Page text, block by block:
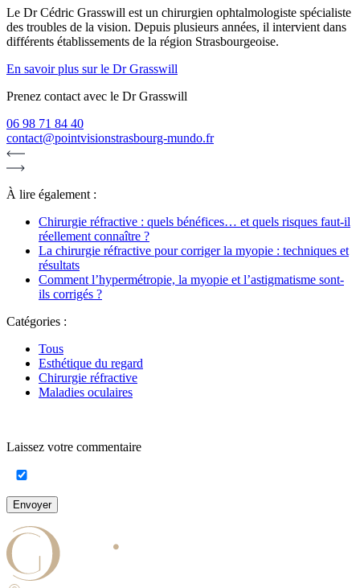
Le Dr Cédric Grasswill est un chirurgien ophtalmologiste spécialiste
des troubles de la vision. Depuis plusieurs années, il intervient dans
différents établissements de la région Strasbourgeoise.
En savoir plus sur le Dr Grasswill
Prenez contact avec le Dr Grasswill
06 98 71 84 40
contact@pointvisionstrasbourg-mundo.fr
À lire également :
Chirurgie réfractive : quels bénéfices… et quels risques faut-il
réellement connaître ?
La chirurgie réfractive pour corriger la myopie : techniques et
résultats
Comment l’hypermétropie, la myopie et l’astigmatisme sont-
ils corrigés ?
Catégories :
Tous
Esthétique du regard
Chirurgie réfractive
Maladies oculaires
Laissez votre commentaire
Envoyer